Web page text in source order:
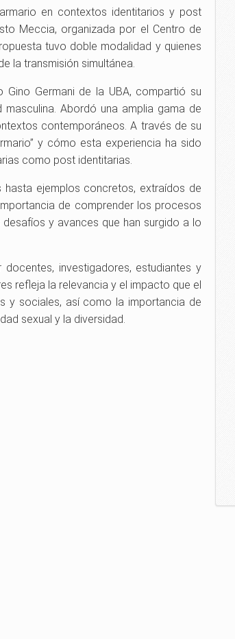
en contextos identitarios y post
Meccia, organizada por el Centro de
tuvo doble modalidad y quienes
la transmisión simultánea.
Germani de la UBA, compartió su
Abordó una amplia gama de
contemporáneos. A través de su
y cómo esta experiencia ha sido
como post identitarias.
ejemplos concretos, extraídos de
de comprender los procesos
y avances que han surgido a lo
investigadores, estudiantes y
refleja la relevancia y el impacto que el
y sociales, así como la importancia de
sexual y la diversidad.